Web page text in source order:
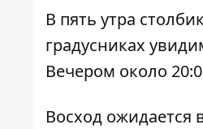
В пять утра
градусниках
Вечером около
Восход ожидается